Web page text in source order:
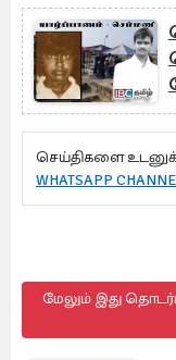
செய்திகளை
WHATSAPP
மேலும் இது